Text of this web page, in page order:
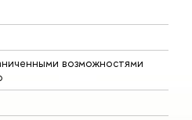
возможностями